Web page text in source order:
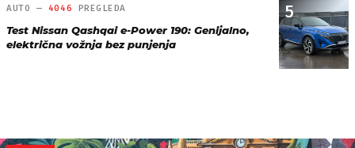
5
AUTO — 4046 PREGLEDA
Test Nissan Qashqai e-Power 190: Genijalno,
električna vožnja bez punjenja